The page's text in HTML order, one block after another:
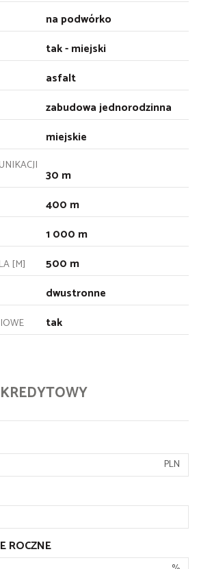
na podwórko
tak - miejski
asfalt
zabudowa jednorodzinna
miejskie
30 m
400 m
1 000 m
[M] 500 m
dwustronne
tak
PLN
ROCZNE